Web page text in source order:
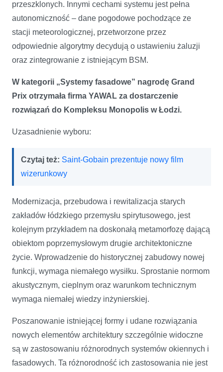
przeszklonych. Innymi cechami systemu jest pełna
autonomiczność – dane pogodowe pochodzące ze
stacji meteorologicznej, przetworzone przez
odpowiednie algorytmy decydują o ustawieniu żaluzji
oraz zintegrowanie z istniejącym BSM.
W kategorii „Systemy fasadowe” nagrodę Grand
Prix otrzymała firma YAWAL za dostarczenie
rozwiązań do Kompleksu Monopolis w Łodzi.
Uzasadnienie wyboru:
Czytaj też: Saint-Gobain prezentuje nowy film
wizerunkowy
Modernizacja, przebudowa i rewitalizacja starych
zakładów łódzkiego przemysłu spirytusowego, jest
kolejnym przykładem na doskonałą metamorfozę dającą
obiektom poprzemysłowym drugie architektoniczne
życie. Wprowadzenie do historycznej zabudowy nowej
funkcji, wymaga niemałego wysiłku. Sprostanie normom
akustycznym, cieplnym oraz warunkom technicznym
wymaga niemałej wiedzy inżynierskiej.
Poszanowanie istniejącej formy i udane rozwiązania
nowych elementów architektury szczególnie widoczne
są w zastosowaniu różnorodnych systemów okiennych i
fasadowych. Ta różnorodność ich zastosowania nie jest